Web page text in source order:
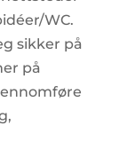
WC.
sikker på
på